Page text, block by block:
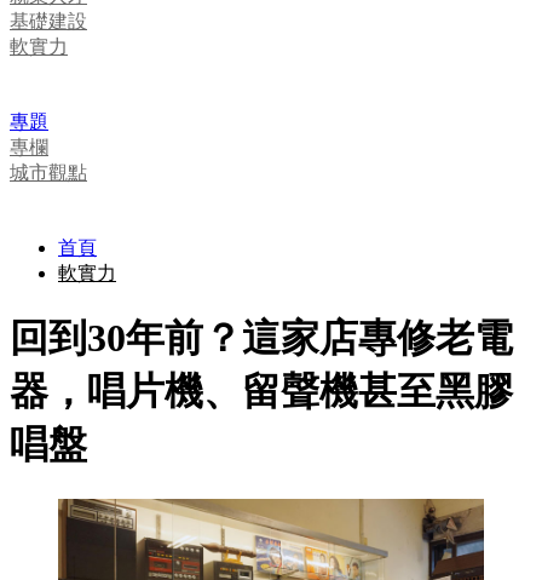
基礎建設
軟實力
專題
專欄
城市觀點
首頁
軟實力
回到30年前？這家店專修老電
器，唱片機、留聲機甚至黑膠
唱盤